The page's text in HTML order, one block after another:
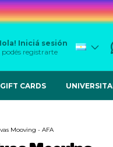
Iniciá sesión
podés registrarte
GIFT CARDS
Mooving - AFA